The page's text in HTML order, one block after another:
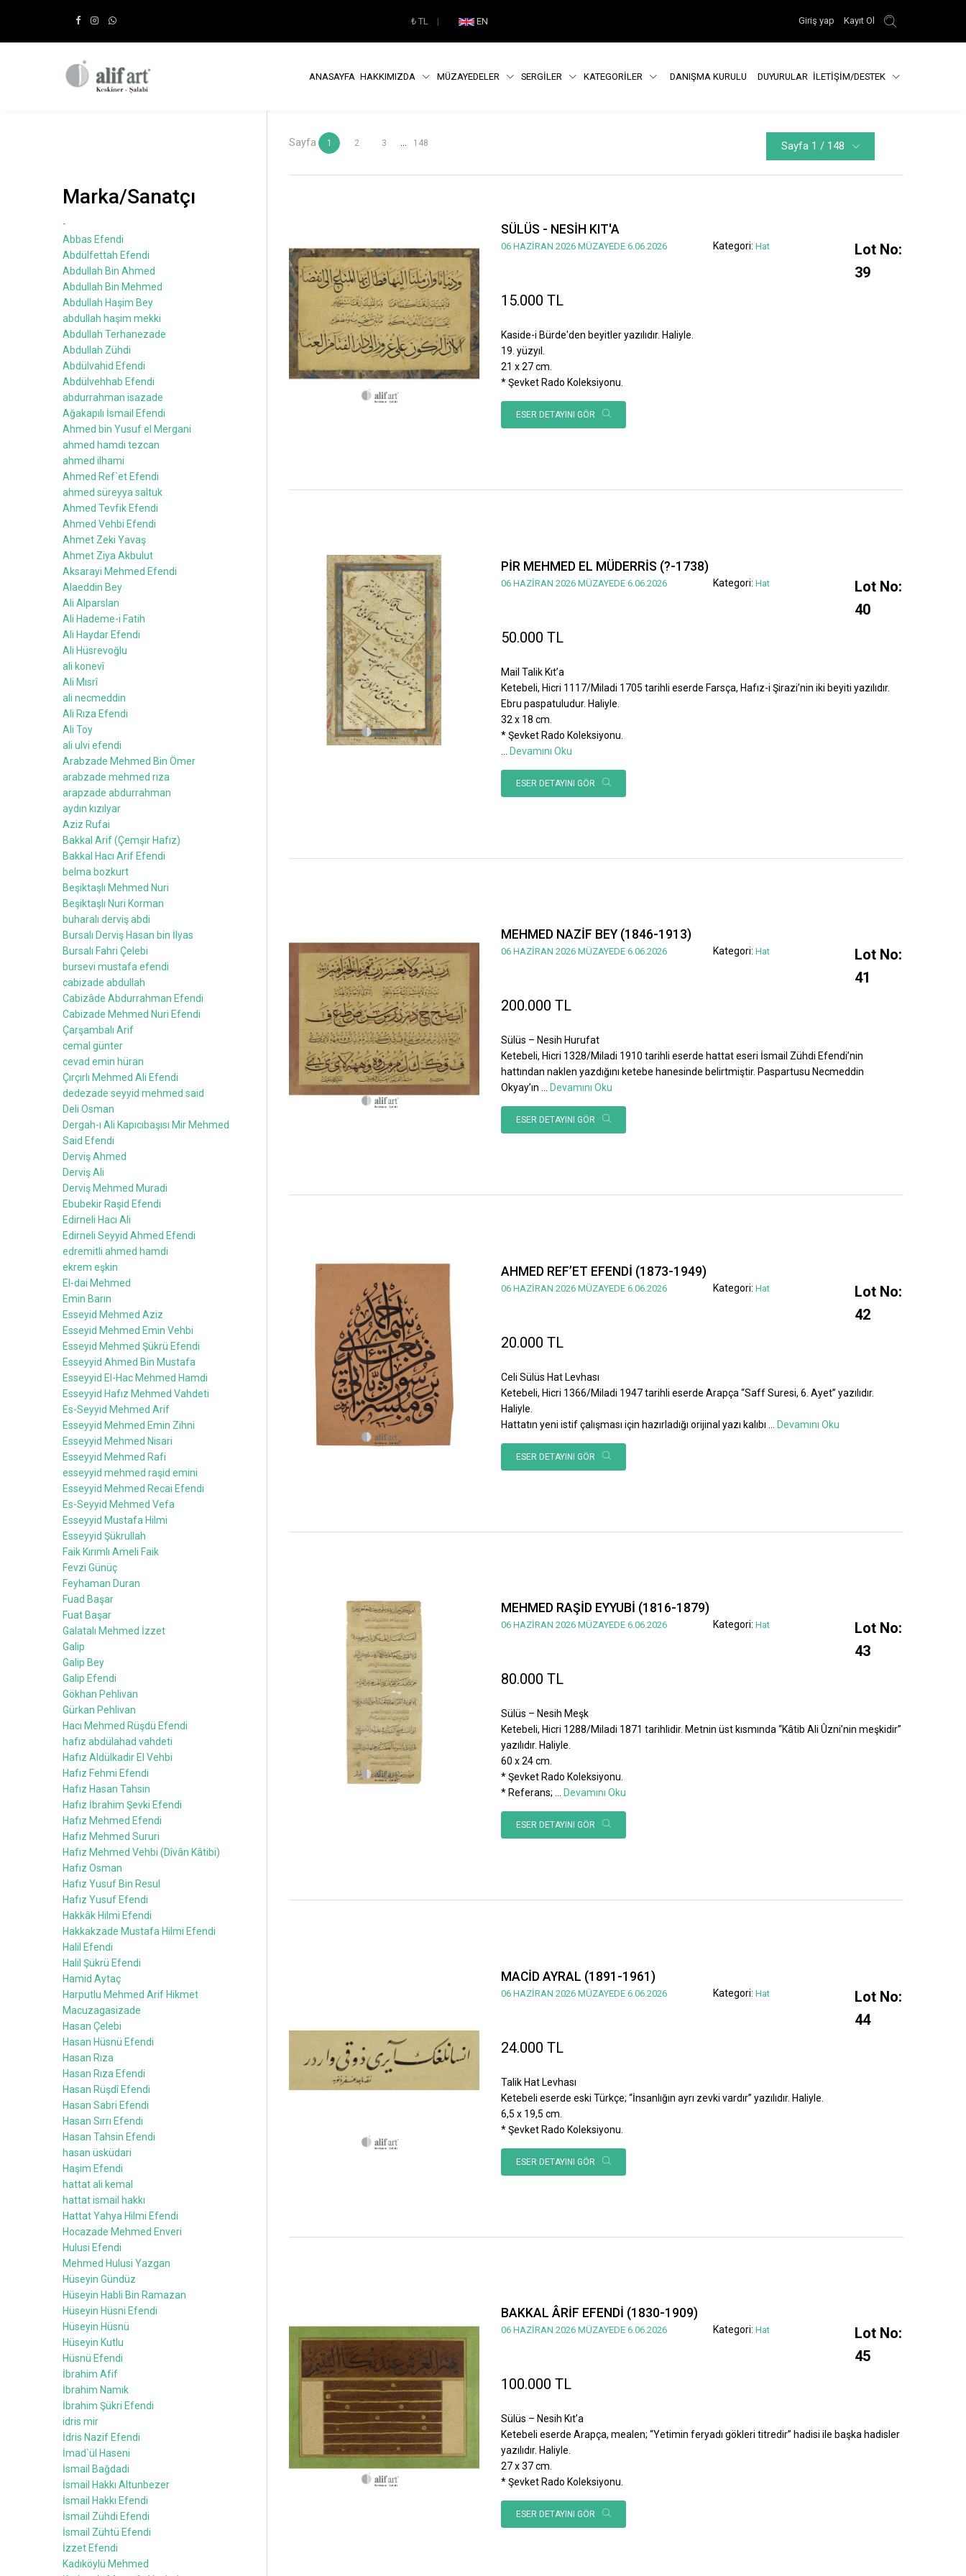
₺TL | EN Giriş yap Kayıt Ol
ANASAYFA HAKKIMIZDA MÜZAYEDELER SERGİLER KATEGORİLER DANIŞMA KURULU DUYURULAR İLETİŞİM/DESTEK
Sayfa 1 2 3 148 Sayfa 1 / 148
SÜLÜS - NESİH KIT'A
06 HAZİRAN 2026 MÜZAYEDE 6.06.2026 Kategori: Hat
Lot No:
39
15.000 TL
Kaside-i Bürde'den beyitler yazılıdır. Haliyle.
19. yüzyıl.
21 x 27 cm.
* Şevket Rado Koleksiyonu.
ESER DETAYINI GÖR
PİR MEHMED EL MÜDERRİS (?-1738)
06 HAZİRAN 2026 MÜZAYEDE 6.06.2026 Kategori: Hat
Lot No:
40
50.000 TL
Mail Talik Kıt’a
Ketebeli, Hicri 1117/Miladi 1705 tarihli eserde Farsça, Hafız-i Şirazi’nin iki beyiti yazılıdır.
Ebru paspatuludur. Haliyle.
32 x 18 cm.
* Şevket Rado Koleksiyonu.
Devamını Oku
ESER DETAYINI GÖR
MEHMED NAZİF BEY (1846-1913)
06 HAZİRAN 2026 MÜZAYEDE 6.06.2026 Kategori: Hat
Lot No:
41
200.000 TL
Sülüs – Nesih Hurufat
Ketebeli, Hicri 1328/Miladi 1910 tarihli eserde hattat eseri İsmail Zühdi Efendi’nin
hattından naklen yazdığını ketebe hanesinde belirtmiştir. Paspartusu Necmeddin
Okyay’ın ... Devamını Oku
ESER DETAYINI GÖR
AHMED REF’ET EFENDİ (1873-1949)
06 HAZİRAN 2026 MÜZAYEDE 6.06.2026 Kategori: Hat
Lot No:
42
20.000 TL
Celi Sülüs Hat Levhası
Ketebeli, Hicri 1366/Miladi 1947 tarihli eserde Arapça “Saff Suresi, 6. Ayet” yazılıdır.
Haliyle.
Hattatın yeni istif çalışması için hazırladığı orijinal yazı kalıbı
Devamını Oku
ESER DETAYINI GÖR
MEHMED RAŞİD EYYUBİ (1816-1879)
06 HAZİRAN 2026 MÜZAYEDE 6.06.2026 Kategori: Hat
Lot No:
43
80.000 TL
Sülüs – Nesih Meşk
Ketebeli, Hicri 1288/Miladi 1871 tarihlidir. Metnin üst kısmında “Kâtib Ali Ûzni’nin meşkidir”
yazılıdır. Haliyle.
60 x 24 cm.
* Şevket Rado Koleksiyonu.
* Referans; ... Devamını Oku
ESER DETAYINI GÖR
MACİD AYRAL (1891-1961)
06 HAZİRAN 2026 MÜZAYEDE 6.06.2026 Kategori: Hat
Lot No:
44
24.000 TL
Talik Hat Levhası
Ketebeli eserde eski Türkçe; “İnsanlığın ayrı zevki vardır” yazılıdır. Haliyle.
6,5 x 19,5 cm.
* Şevket Rado Koleksiyonu.
ESER DETAYINI GÖR
BAKKAL ÂRİF EFENDİ (1830-1909)
06 HAZİRAN 2026 MÜZAYEDE 6.06.2026 Kategori: Hat
Lot No:
45
100.000 TL
Sülüs – Nesih Kıt’a
Ketebeli eserde Arapça, mealen; “Yetimin feryadı gökleri titredir” hadisi ile başka hadisler
yazılıdır. Haliyle.
27 x 37 cm.
* Şevket Rado Koleksiyonu.
ESER DETAYINI GÖR
Marka/Sanatçı
-
Abbas Efendi
Abdülfettah Efendi
Abdullah Bin Ahmed
Abdullah Bin Mehmed
Abdullah Haşim Bey
abdullah haşim mekki
Abdullah Terhanezade
Abdullah Zühdi
Abdülvahid Efendi
Abdülvehhab Efendi
abdurrahman isazade
Ağakapılı İsmail Efendi
Ahmed bin Yusuf el Mergani
ahmed hamdi tezcan
ahmed ilhami
Ahmed Ref`et Efendi
ahmed süreyya saltuk
Ahmed Tevfik Efendi
Ahmed Vehbi Efendi
Ahmet Zeki Yavaş
Ahmet Ziya Akbulut
Aksarayi Mehmed Efendi
Alaeddin Bey
Ali Alparslan
Ali Hademe-i Fatih
Ali Haydar Efendi
Ali Hüsrevoğlu
ali konevî
Ali Mısrî
ali necmeddin
Ali Rıza Efendi
Ali Toy
ali ulvi efendi
Arabzade Mehmed Bin Ömer
arabzade mehmed rıza
arapzade abdurrahman
aydın kızılyar
Aziz Rufai
Bakkal Arif (Çemşir Hafız)
Bakkal Hacı Arif Efendi
belma bozkurt
Beşiktaşlı Mehmed Nuri
Beşiktaşlı Nuri Korman
buharalı derviş abdi
Bursalı Derviş Hasan bin İlyas
Bursalı Fahri Çelebi
bursevi mustafa efendi
cabizade abdullah
Cabizâde Abdurrahman Efendi
Cabizade Mehmed Nuri Efendi
Çarşambalı Arif
cemal günter
cevad emin hüran
Çırçırlı Mehmed Ali Efendi
dedezade seyyid mehmed said
Deli Osman
Dergah-ı Ali Kapıcıbaşısı Mir Mehmed
Said Efendi
Derviş Ahmed
Derviş Ali
Derviş Mehmed Muradi
Ebubekir Raşid Efendi
Edirneli Hacı Ali
Edirneli Seyyid Ahmed Efendi
edremitli ahmed hamdi
ekrem eşkin
El-dai Mehmed
Emin Barın
Esseyid Mehmed Aziz
Esseyid Mehmed Emin Vehbi
Esseyid Mehmed Şükrü Efendi
Esseyyid Ahmed Bin Mustafa
Esseyyid El-Hac Mehmed Hamdi
Esseyyid Hafız Mehmed Vahdeti
Es-Seyyid Mehmed Arif
Esseyyid Mehmed Emin Zihni
Esseyyid Mehmed Nisari
Esseyyid Mehmed Rafi
esseyyid mehmed raşid emini
Esseyyid Mehmed Recai Efendi
Es-Seyyid Mehmed Vefa
Esseyyid Mustafa Hilmi
Esseyyid Şükrullah
Faik Kırımlı Ameli Faik
Fevzi Günüç
Feyhaman Duran
Fuad Başar
Fuat Başar
Galatalı Mehmed İzzet
Galip
Galip Bey
Galip Efendi
Gökhan Pehlivan
Gürkan Pehlivan
Hacı Mehmed Rüşdü Efendi
hafız abdülahad vahdeti
Hafız Aldülkadir El Vehbi
Hafız Fehmi Efendi
Hafız Hasan Tahsin
Hafız İbrahim Şevki Efendi
Hafız Mehmed Efendi
Hafız Mehmed Sururi
Hafız Mehmed Vehbi (Dîvân Kâtibi)
Hafız Osman
Hafız Yusuf Bin Resul
Hafız Yusuf Efendi
Hakkâk Hilmi Efendi
Hakkakzade Mustafa Hilmi Efendi
Halil Efendi
Halil Şükrü Efendi
Hamid Aytaç
Harputlu Mehmed Arif Hikmet
Macuzagasizade
Hasan Çelebi
Hasan Hüsnü Efendi
Hasan Rıza
Hasan Rıza Efendi
Hasan Rüşdî Efendi
Hasan Sabri Efendi
Hasan Sırrı Efendi
Hasan Tahsin Efendi
hasan üsküdari
Haşim Efendi
hattat ali kemal
hattat ismail hakkı
Hattat Yahya Hilmi Efendi
Hocazade Mehmed Enveri
Hulusi Efendi
Mehmed Hulusi Yazgan
Hüseyin Gündüz
Hüseyin Habli Bin Ramazan
Hüseyin Hüsni Efendi
Hüseyin Hüsnü
Hüseyin Kutlu
Hüsnü Efendi
İbrahim Afif
İbrahim Namık
İbrahim Şükri Efendi
idris mir
İdris Nazif Efendi
İmad`ül Haseni
İsmail Bağdadi
İsmail Hakkı Altunbezer
İsmail Hakkı Efendi
İsmail Zühdi Efendi
İsmail Zühtü Efendi
İzzet Efendi
Kadıköylü Mehmed